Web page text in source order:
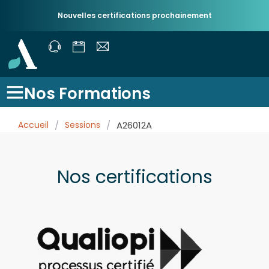
Nouvelles certifications prochainement
Nos Formations
Accueil / Sessions / A26012A
Nos certifications